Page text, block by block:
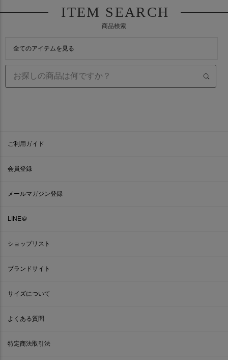
ITEM SEARCH
商品検索
全てのアイテムを見る
ご利用ガイド
会員登録
メールマガジン登録
LINE＠
ショップリスト
ブランドサイト
サイズについて
よくある質問
特定商法取引法